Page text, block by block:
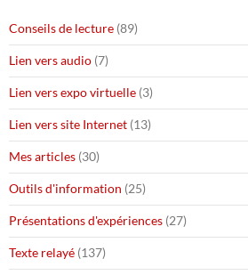
Conseils de lecture (89)
Lien vers audio (7)
Lien vers expo virtuelle (3)
Lien vers site Internet (13)
Mes articles (30)
Outils d'information (25)
Présentations d'expériences (27)
Texte relayé (137)